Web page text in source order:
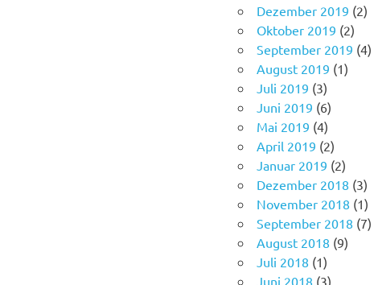
Dezember 2019 (2)
Oktober 2019 (2)
September 2019 (4)
August 2019 (1)
Juli 2019 (3)
Juni 2019 (6)
Mai 2019 (4)
April 2019 (2)
Januar 2019 (2)
Dezember 2018 (3)
November 2018 (1)
September 2018 (7)
August 2018 (9)
Juli 2018 (1)
Juni 2018 (3)